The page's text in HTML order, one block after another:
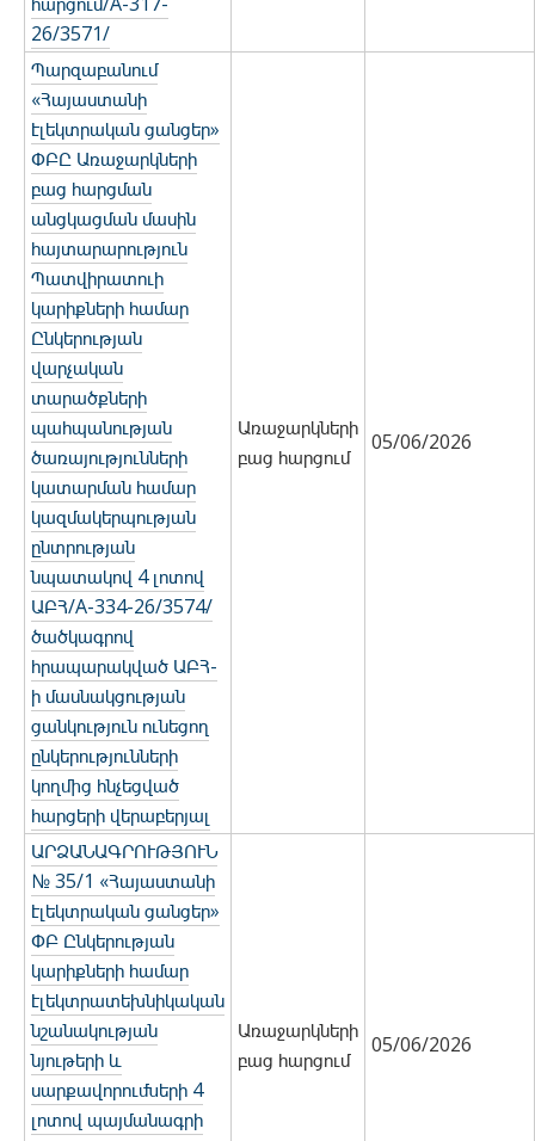
26/3571/
Պարզաբանում
«Հայաստանի
էլեկտրական ցանցեր»
ՓԲԸ Առաջարկների
բաց հարցման
անցկացման մասին
հայտարարություն
Պատվիրատուի
կարիքների համար
Ընկերության
վարչական
տարածքների
պահպանության
ծառայությունների
կատարման համար
կազմակերպության
ընտրության
նպատակով 4 լոտով
ԱԲՀ/А-334-26/3574/
ծածկագրով
հրապարակված ԱԲՀ-
ի մասնակցության
ցանկություն ունեցող
ընկերությունների
կողմից հնչեցված
հարցերի վերաբերյալ
Առաջարկների
բաց հարցում
05/06/2026
ԱՐՁԱՆԱԳՐՈՒԹՅՈՒՆ
№ 35/1 «Հայաստանի
էլեկտրական ցանցեր»
ՓԲ Ընկերության
կարիքների համար
էլեկտրատեխնիկական
նշանակության
նյութերի և
սարքավորումների 4
լոտով պայմանագրի
Առաջարկների
բաց հարցում
05/06/2026